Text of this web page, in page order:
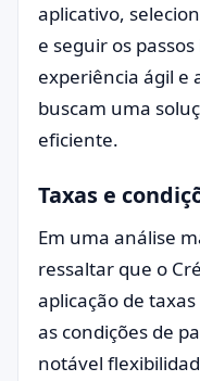
aplicativo,
e seguir os
experiência ágil e
buscam uma
eficiente.
Taxas e
Em uma análise
ressaltar que o
aplicação de
as condições de
notável